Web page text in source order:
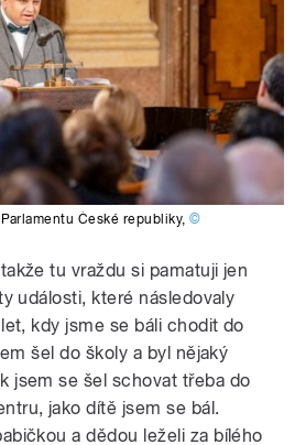
České republiky, ©
tu vraždu si pamatuji jen
události, které následovaly
kdy jsme se báli chodit do
šel do školy a byl nějaký
jsem se šel schovat třeba do
jako dítě jsem se bál.
a dědou leželi za bílého